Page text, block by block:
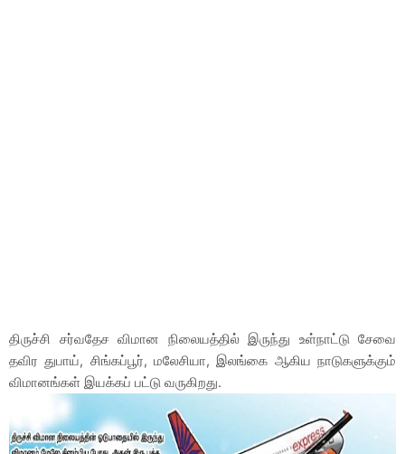
திருச்சி சர்வதேச விமான நிலையத்தில் இருந்து உள்நாட்டு சேவை
தவிர துபாய், சிங்கப்பூர், மலேசியா, இலங்கை ஆகிய நாடுகளுக்கும்
விமானங்கள் இயக்கப் பட்டு வருகிறது.